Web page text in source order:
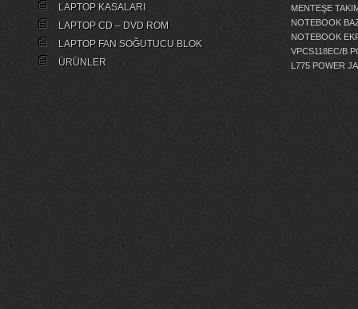
LAPTOP KASALARI
LAPTOP CD – DVD ROM
LAPTOP FAN SOĞUTUCU BLOK
ÜRÜNLER
MENTEŞE
NOTEBOOK
NOTEBOOK
VPCS118EC/B
L775 POWER